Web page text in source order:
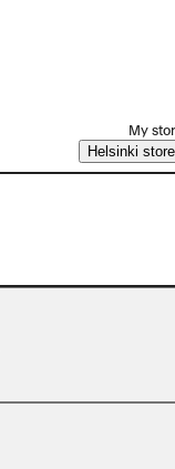
My
Helsinki store